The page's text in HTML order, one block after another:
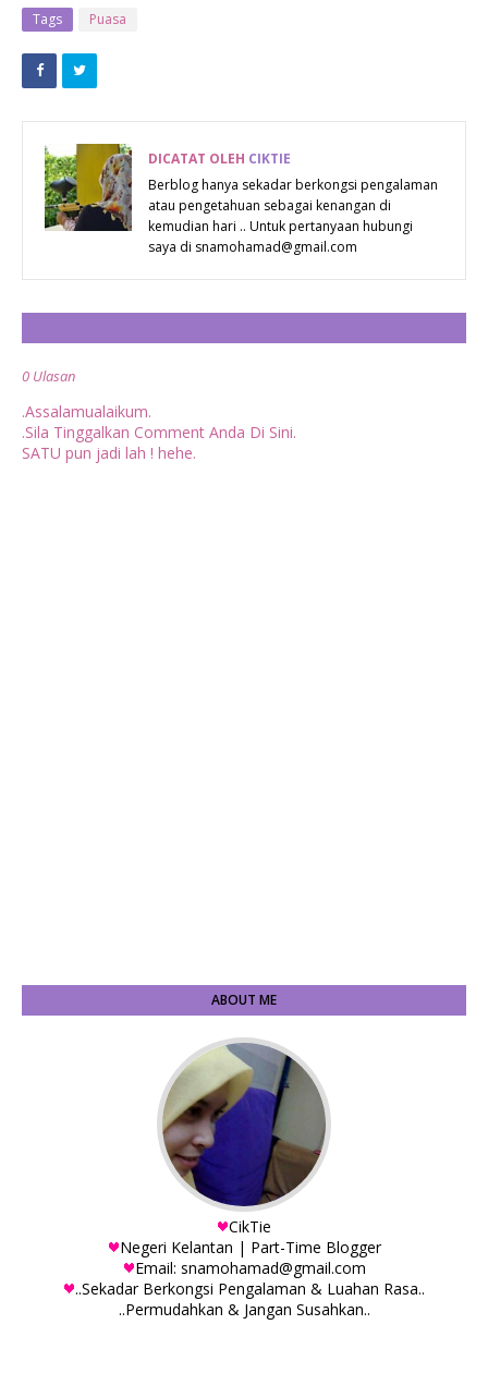
FRIDGE
MAGNET
LOMBOK BY
MIALIANA.COM
KEDAK
Tags Puasa
DICATAT OLEH CIKTIE
Berblog hanya sekadar berkongsi pengalaman
atau pengetahuan sebagai kenangan di
kemudian hari .. Untuk pertanyaan hubungi
saya di snamohamad@gmail.com
0 Ulasan
.Assalamualaikum.
.Sila Tinggalkan Comment Anda Di Sini.
SATU pun jadi lah ! hehe.
ABOUT ME
CikTie
Negeri Kelantan | Part-Time Blogger
Email: snamohamad@gmail.com
..Sekadar Berkongsi Pengalaman & Luahan Rasa..
..Permudahkan & Jangan Susahkan..